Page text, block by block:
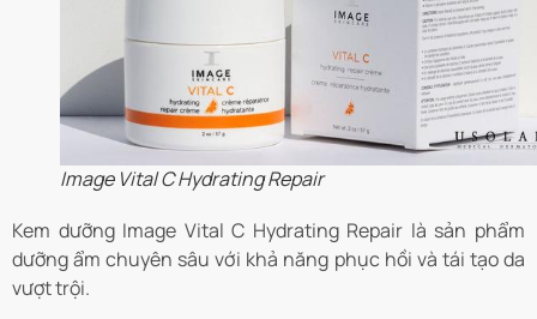
Image Vital C Hydrating Repair
Kem dưỡng Image Vital C Hydrating Repair là sản phẩm
dưỡng ẩm chuyên sâu với khả năng phục hồi và tái tạo da
vượt trội.